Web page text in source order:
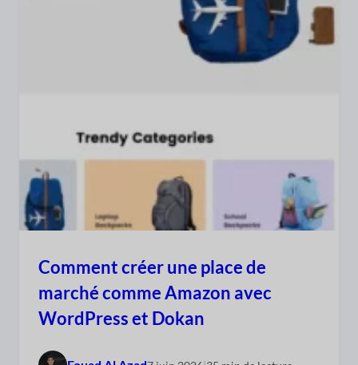
Comment créer une place de
marché comme Amazon avec
WordPress et Dokan